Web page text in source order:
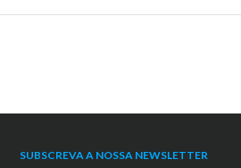
SUBSCREVA A NOSSA NEWSLETTER